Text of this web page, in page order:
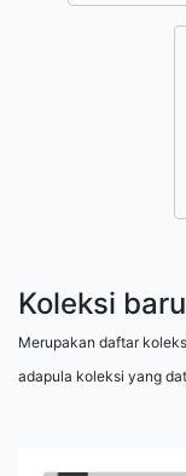
Koleksi
Merupakan daftar
adapula koleksi yang